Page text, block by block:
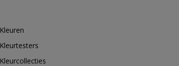
Kleuren
Kleurtesters
Kleurcollecties